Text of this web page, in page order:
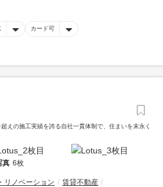
カード可
えの施工実績を誇る自社一貫体制で、住まいを末永く
真 6枚
リノベーション
賃貸不動産